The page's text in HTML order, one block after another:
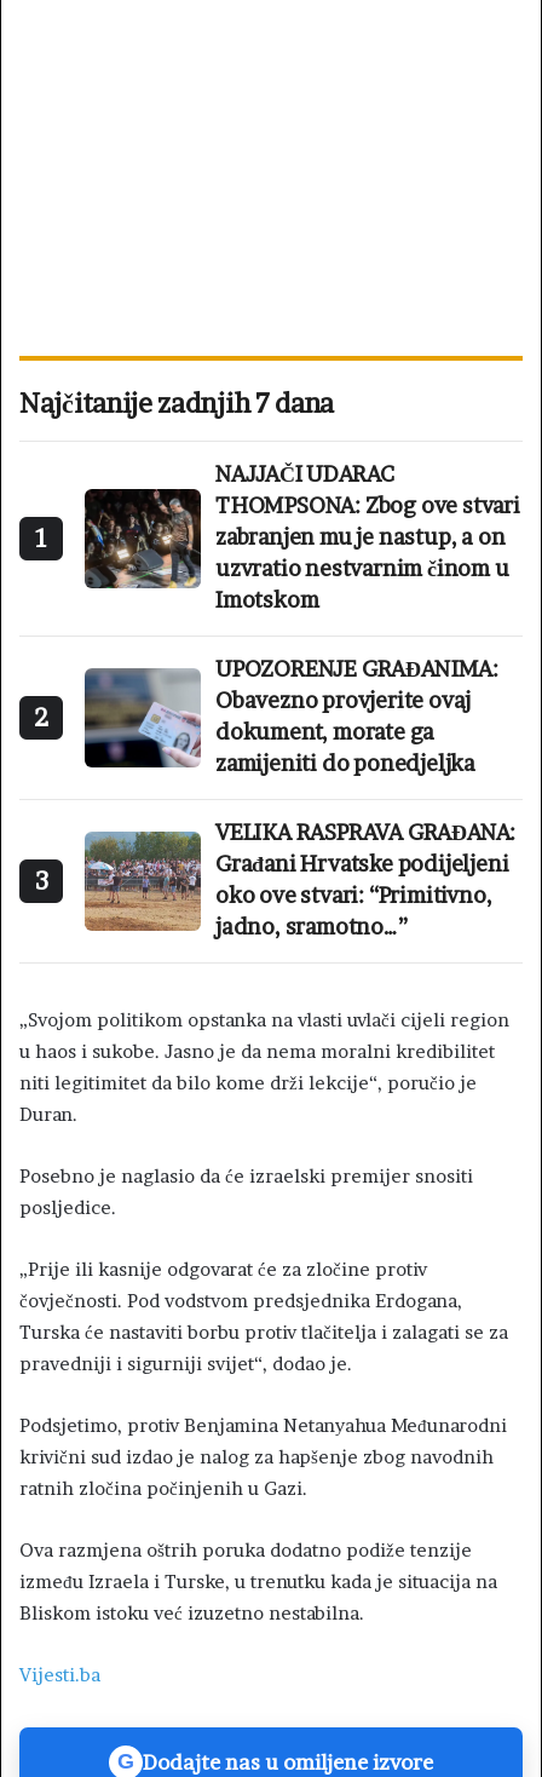
Najčitanije zadnjih 7 dana
1
NAJJAČI UDARAC
THOMPSONA: Zbog ove stvari
zabranjen mu je nastup, a on
uzvratio nestvarnim činom u
Imotskom
2
UPOZORENJE GRAĐANIMA:
Obavezno provjerite ovaj
dokument, morate ga
zamijeniti do ponedjeljka
3
VELIKA RASPRAVA GRAĐANA:
Građani Hrvatske podijeljeni
oko ove stvari: “Primitivno,
jadno, sramotno…”
„Svojom politikom opstanka na vlasti uvlači cijeli region
u haos i sukobe. Jasno je da nema moralni kredibilitet
niti legitimitet da bilo kome drži lekcije“, poručio je
Duran.
Posebno je naglasio da će izraelski premijer snositi
posljedice.
„Prije ili kasnije odgovarat će za zločine protiv
čovječnosti. Pod vodstvom predsjednika Erdogana,
Turska će nastaviti borbu protiv tlačitelja i zalagati se za
pravedniji i sigurniji svijet“, dodao je.
Podsjetimo, protiv Benjamina Netanyahua Međunarodni
krivični sud izdao je nalog za hapšenje zbog navodnih
ratnih zločina počinjenih u Gazi.
Ova razmjena oštrih poruka dodatno podiže tenzije
između Izraela i Turske, u trenutku kada je situacija na
Bliskom istoku već izuzetno nestabilna.
Vijesti.ba
G Dodajte nas u omiljene izvore